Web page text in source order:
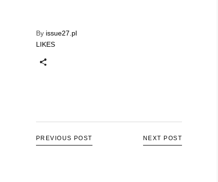
By issue27.pl
LIKES
PREVIOUS POST NEXT POST